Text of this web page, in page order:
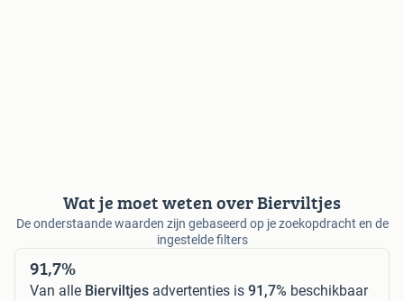
Wat je moet weten over Bierviltjes
De onderstaande waarden zijn gebaseerd op je zoekopdracht en de
ingestelde filters
91,7%
Van alle Bierviltjes advertenties is 91,7% beschikbaar